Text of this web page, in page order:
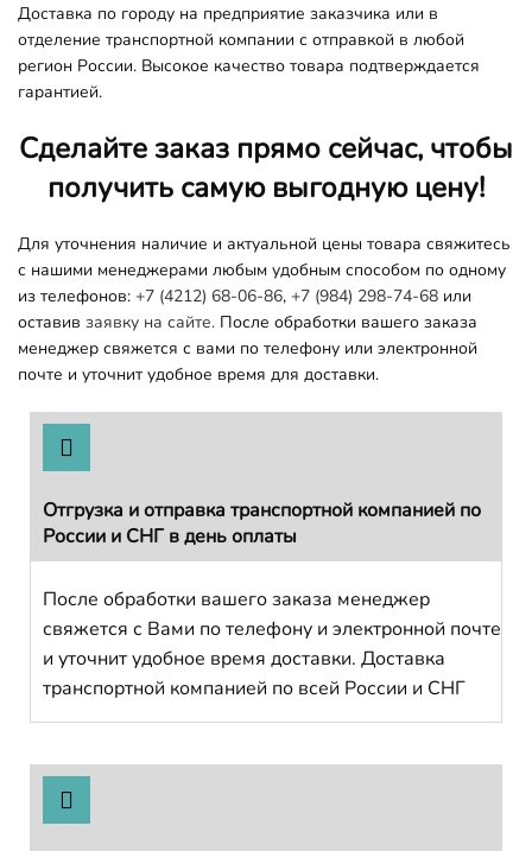
Доставка по городу на предприятие заказчика или в
отделение транспортной компании с отправкой в любой
регион России. Высокое качество товара подтверждается
гарантией.
Сделайте заказ прямо сейчас, чтобы
получить самую выгодную цену!
Для уточнения наличие и актуальной цены товара свяжитесь
с нашими менеджерами любым удобным способом по одному
из телефонов: +7 (4212) 68-06-86, +7 (984) 298-74-68 или
оставив заявку на сайте. После обработки вашего заказа
менеджер свяжется с вами по телефону или электронной
почте и уточнит удобное время для доставки.
Отгрузка и отправка транспортной компанией по
России и СНГ в день оплаты
После обработки вашего заказа менеджер
свяжется с Вами по телефону и электронной почте
и уточнит удобное время доставки. Доставка
транспортной компанией по всей России и СНГ